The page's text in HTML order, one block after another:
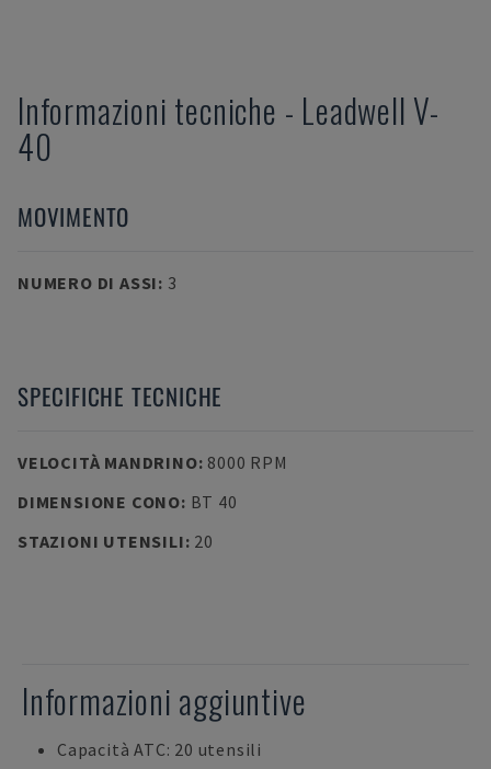
Informazioni tecniche - Leadwell V-
40
MOVIMENTO
NUMERO DI ASSI: 3
SPECIFICHE TECNICHE
VELOCITÀ MANDRINO: 8000 RPM
DIMENSIONE CONO: BT 40
STAZIONI UTENSILI: 20
Informazioni aggiuntive
Capacità ATC: 20 utensili